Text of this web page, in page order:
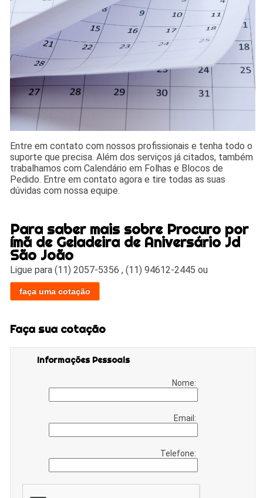
Entre em contato com nossos profissionais e tenha todo o
suporte que precisa. Além dos serviços já citados, também
trabalhamos com Calendário em Folhas e Blocos de
Pedido. Entre em contato agora e tire todas as suas
dúvidas com nossa equipe.
Para saber mais sobre Procuro por
ímã de Geladeira de Aniversário Jd
São João
Ligue para(11) 2057-5356 ,(11) 94612-2445 ou
faça uma cotação
Faça sua cotação
Informações Pessoais
Nome:
Email:
Telefone: